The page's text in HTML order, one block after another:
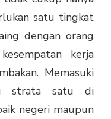
satu tingkat
dengan orang
kerja
Memasuki
strata satu di
negeri maupun